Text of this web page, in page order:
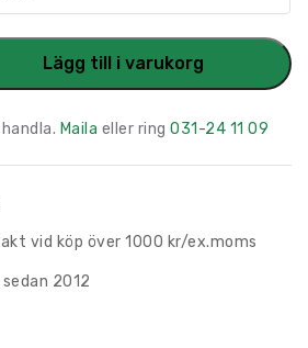
Lägg till i varukorg
Maila eller ring 031-24 11 09
vid köp över 1000 kr/ex.moms
2012